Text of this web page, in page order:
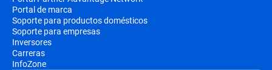
Portal de marca
Soporte para productos domésticos
Soporte para empresas
Inversores
Carreras
InfoZone